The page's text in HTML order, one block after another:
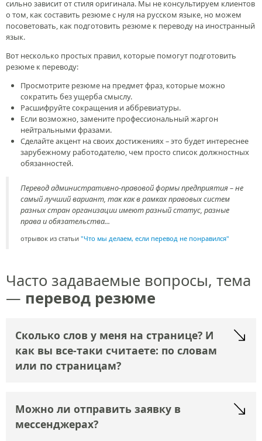
сильно зависит от стиля оригинала. Мы не консультируем клиентов
о том, как составить резюме с нуля на русском языке, но можем
посоветовать, как подготовить резюме к переводу на иностранный
язык.
Вот несколько простых правил, которые помогут подготовить
резюме к переводу:
Просмотрите резюме на предмет фраз, которые можно
сократить без ущерба смыслу.
Расшифруйте сокращения и аббревиатуры.
Если возможно, замените профессиональный жаргон
нейтральными фразами.
Сделайте акцент на своих достижениях – это будет интереснее
зарубежному работодателю, чем просто список должностных
обязанностей.
Перевод административно-правовой формы предприятия – не
самый лучший вариант, так как в рамках правовых систем
разных стран организации имеют разный статус, разные
права и обязательства...
отрывок из статьи "Что мы делаем, если перевод не понравился"
Часто задаваемые вопросы, тема
— перевод резюме
Сколько слов у меня на странице? И
как вы все-таки считаете: по словам
или по страницам?
Можно ли отправить заявку в
мессенджерах?